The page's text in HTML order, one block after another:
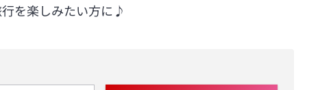
を楽しみたい方に♪